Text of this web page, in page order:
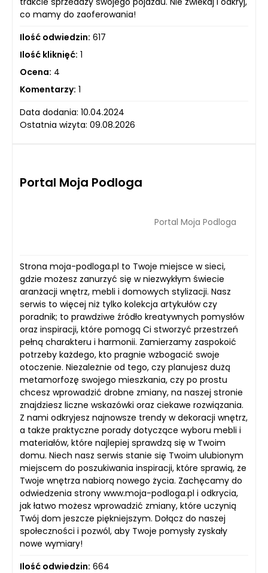
co mamy do zaoferowania!
Ilość odwiedzin: 617
Ilość kliknięć: 1
Ocena: 4
Komentarzy: 1
Data dodania: 10.04.2024
Ostatnia wizyta: 09.08.2026
Portal Moja Podloga
Portal Moja Podloga
Strona moja-podloga.pl to Twoje miejsce w sieci,
gdzie możesz zanurzyć się w niezwykłym świecie
aranżacji wnętrz, mebli i domowych stylizacji. Nasz
serwis to więcej niż tylko kolekcja artykułów czy
poradnik; to prawdziwe źródło kreatywnych pomysłów
oraz inspiracji, które pomogą Ci stworzyć przestrzeń
pełną charakteru i harmonii. Zamierzamy zaspokoić
potrzeby każdego, kto pragnie wzbogacić swoje
otoczenie. Niezależnie od tego, czy planujesz dużą
metamorfozę swojego mieszkania, czy po prostu
chcesz wprowadzić drobne zmiany, na naszej stronie
znajdziesz liczne wskazówki oraz ciekawe rozwiązania.
Z nami odkryjesz najnowsze trendy w dekoracji wnętrz,
a także praktyczne porady dotyczące wyboru mebli i
materiałów, które najlepiej sprawdzą się w Twoim
domu. Niech nasz serwis stanie się Twoim ulubionym
miejscem do poszukiwania inspiracji, które sprawią, że
Twoje wnętrza nabiorą nowego życia. Zachęcamy do
odwiedzenia strony www.moja-podloga.pl i odkrycia,
jak łatwo możesz wprowadzić zmiany, które uczynią
Twój dom jeszcze piękniejszym. Dołącz do naszej
społeczności i pozwól, aby Twoje pomysły zyskały
nowe wymiary!
Ilość odwiedzin: 664